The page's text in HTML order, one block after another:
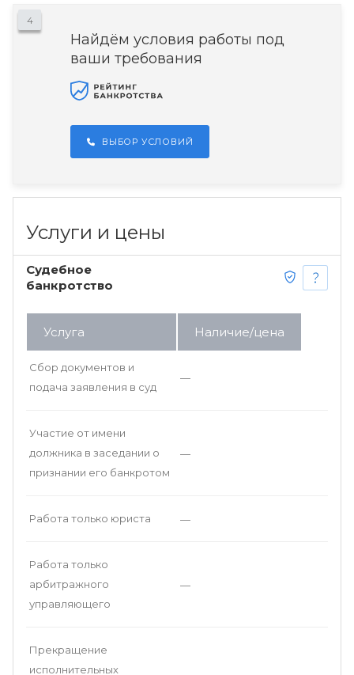
4
Найдём условия работы под
ваши требования
ВЫБОР УСЛОВИЙ
Услуги и цены
Судебное
банкротство
Услуга Наличие/цена
Сбор документов и
подача заявления в суд
—
Участие от имени
должника в заседании о
признании его банкротом
—
Работа только юриста —
Работа только
арбитражного
управляющего
—
Прекращение
исполнительных